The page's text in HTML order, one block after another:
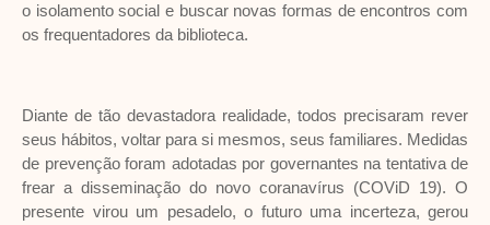
o isolamento social e buscar novas formas de encontros com
os frequentadores da biblioteca.
Diante de tão devastadora realidade, todos precisaram rever
seus hábitos, voltar para si mesmos, seus familiares. Medidas
de prevenção foram adotadas por governantes na tentativa de
frear a disseminação do novo coranavírus (COViD 19). O
presente virou um pesadelo, o futuro uma incerteza, gerou